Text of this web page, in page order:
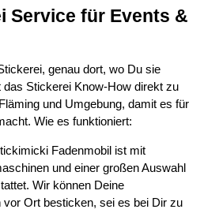
Service für Events &
genau dort, wo Du sie
Stickerei Know-How direkt zu
und Umgebung, damit es für
Wie es funktioniert:
Fadenmobil ist mit
und einer großen Auswahl
Wir können Deine
vor Ort besticken, sei es bei Dir zu